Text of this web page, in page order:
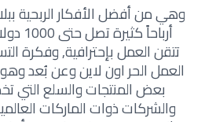
وهي من أفضل الأفكار الربحية
تتقن العمل بإحترافية, وفكرة
العمل الحر اون لاين وعن بُعد
بعض المنتجات والسلع
والشركات ذوات الماركات